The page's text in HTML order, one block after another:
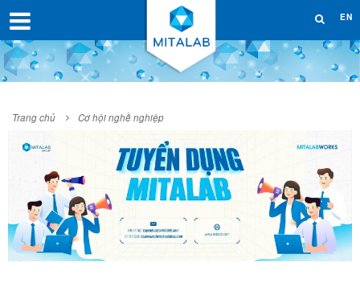
EN
Trang chủ Cơ hội nghề nghiệp